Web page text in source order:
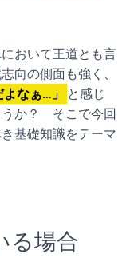
おいて王道とも言
向の側面も強く、
なぁ…」
と感じ
うか？ そこで今回
基礎知識をテーマ
る場合